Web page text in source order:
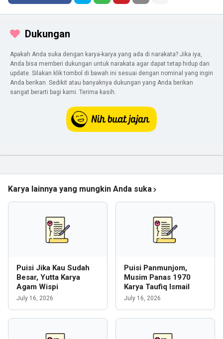
Dukungan
Apakah Anda suka dengan karya-karya yang ada di narakata? Jika iya,
Anda bisa memberi dukungan untuk narakata agar dapat tetap hidup dan
update. Silakan klik tombol di bawah ini sesuai dengan nominal yang ingin
Anda berikan. Sedikit atau banyaknya dukungan yang Anda berikan
sangat berarti bagi kami. Terima kasih.
Karya lainnya yang mungkin Anda suka
Puisi Jika Kau Sudah
Besar, Yutta Karya
Agam Wispi
July 16, 2026
Puisi Panmunjom,
Musim Panas 1970
Karya Taufiq Ismail
July 16, 2026